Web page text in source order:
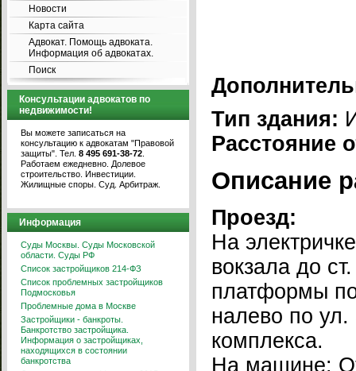
Новости
Карта сайта
Адвокат. Помощь адвоката.
Информация об адвокатах.
Поиск
Консультации адвокатов по
недвижимости!
Вы можете записаться на
консультацию к адвокатам "Правовой
защиты". Тел. 8 495 691-38-72
Работаем ежедневно. Долевое
строительство. Инвестиции.
Жилищные споры. Суд. Арбитраж.
Информация
Суды Москвы. Суды Московской
области. Суды РФ
Список застройщиков 214-ФЗ
Список проблемных застройщиков
Подмосковья
Проблемные дома в Москве
Застройщики - банкроты.
Банкротство застройщика.
Информация о застройщиках,
находящихся в состоянии
банкротства
Тип здания:
Расстояние
Описание
Проезд:
На
вокзала до
платформы
налево по ул.
комплекса.
На машине: